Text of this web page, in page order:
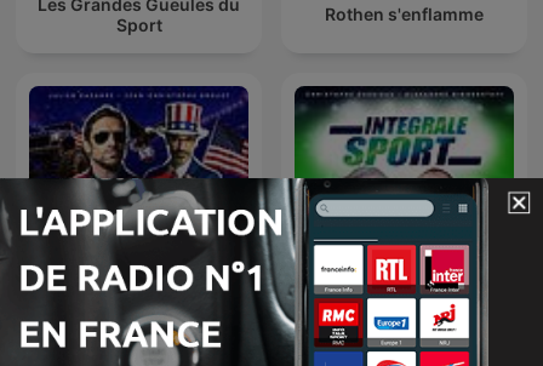
Sport
Rothen s'enflamme
Les nuits du Cazarre
enchaîné
L'Intégrale Sport